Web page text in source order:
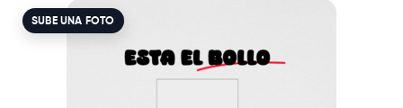
SUBE UNA FOTO